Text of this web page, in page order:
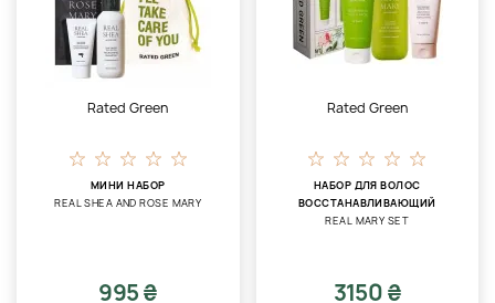
Rated Green
МИНИ НАБОР
REAL SHEA AND ROSE MARY
995 ₴
Rated Green
НАБОР ДЛЯ ВОЛОС
ВОССТАНАВЛИВАЮЩИЙ
REAL MARY SET
3150 ₴